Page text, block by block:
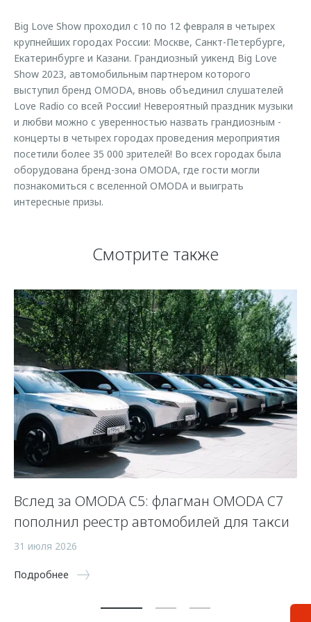
Кредитный калькулятор
Аксессуары
Одежда и сувениры
Оригинальные аксессуары
Запчасти
Трейд-ин
Калькулятор трейд-ин
O&J Автоклуб
Клуб владельцев OMODA
Приложение O&J
Аксессуары
Одежда и сувениры
Оригинальные аксессуары
Запчасти
Обратная связь
Big Love Show проходил с 10 по 12 февраля в четырех
крупнейших городах России: Москве, Санкт-Петербурге,
Екатеринбурге и Казани. Грандиозный уикенд Big Love
Show 2023, автомобильным партнером которого
выступил бренд OMODA, вновь объединил слушателей
Love Radio со всей России! Невероятный праздник музыки
и любви можно с уверенностью назвать грандиозным -
концерты в четырех городах проведения мероприятия
посетили более 35 000 зрителей! Во всех городах была
оборудована бренд-зона OMODA, где гости могли
познакомиться с вселенной OMODA и выиграть
интересные призы.
Смотрите также
Вслед за OMODA C5: флагман OMODA C7
пополнил реестр автомобилей для такси
31 июля 2026
Подробнее